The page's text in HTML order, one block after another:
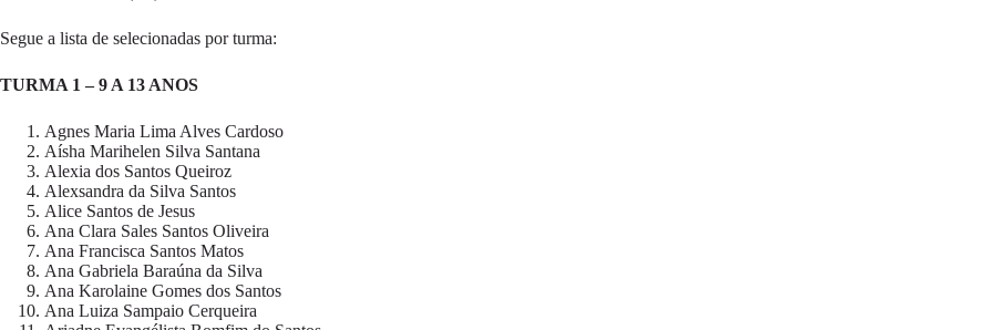
Segue a lista de selecionadas por turma:
TURMA 1 – 9 A 13 ANOS
Agnes Maria Lima Alves Cardoso
Aísha Marihelen Silva Santana
Alexia dos Santos Queiroz
Alexsandra da Silva Santos
Alice Santos de Jesus
Ana Clara Sales Santos Oliveira
Ana Francisca Santos Matos
Ana Gabriela Baraúna da Silva
Ana Karolaine Gomes dos Santos
Ana Luiza Sampaio Cerqueira